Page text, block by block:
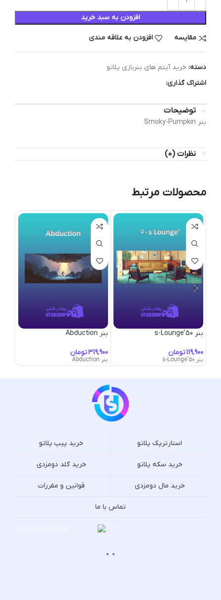
افزودن به سبد خرید
مقایسه افزودن به علاقه مندی
دسته: خرید آیتم های بنربازی پلاتو
اشتراک گذاری:
توضیحات
بنر Smoky-Pumpkin
نظرات (0)
محصولات مرتبط
بنر 50’s-Lounge
تومان
بنر 50's-Lounge
بنر Abduction
تومان
بنر Abduction
استارترپک پلاتو خرید پیپ پلاتو
خرید سکه پلاتو خرید گلد دومزدی
خرید مال دومزدی قوانین و مقررات
تماس با ما